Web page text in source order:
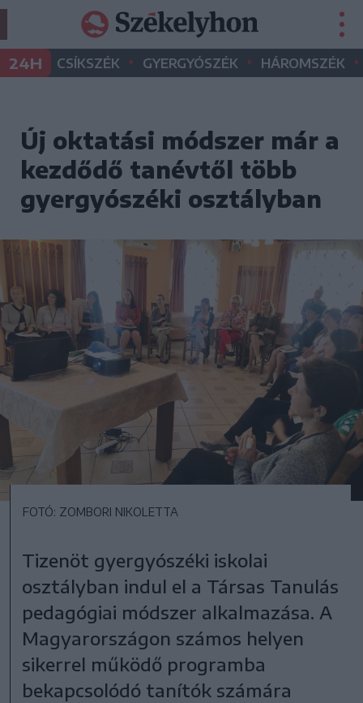
24H CSÍKSZÉK • GYERGYÓSZÉK • HÁROMSZÉK •
Új oktatási módszer már a
kezdődő tanévtől több
gyergyószéki osztályban
FOTÓ: ZOMBORI NIKOLETTA
Tizenöt gyergyószéki iskolai
osztályban indul el a Társas Tanulás
pedagógiai módszer alkalmazása. A
Magyarországon számos helyen
sikerrel működő programba
bekapcsolódó tanítók számára